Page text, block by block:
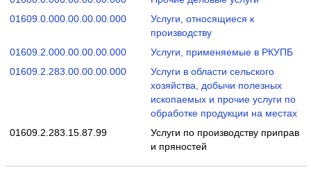
01609.0.000.00.00.00.000
Услуги, относящиеся к
производству
01609.2.000.00.00.00.000
Услуги, применяемые в РКУПБ
01609.2.283.00.00.00.000
Услуги в области сельского
хозяйства, добычи полезных
ископаемых и прочие услуги по
обработке продукции на местах
01609.2.283.15.87.99
Услуги по производству приправ
и пряностей